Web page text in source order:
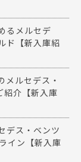
るメルセデ
ド【新入庫紹
メルセデス・
紹介【新入庫
デス・ベンツ
イン【新入庫